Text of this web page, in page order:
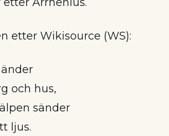
etter Wikisource (WS):
och hus,
sänder
ljus.